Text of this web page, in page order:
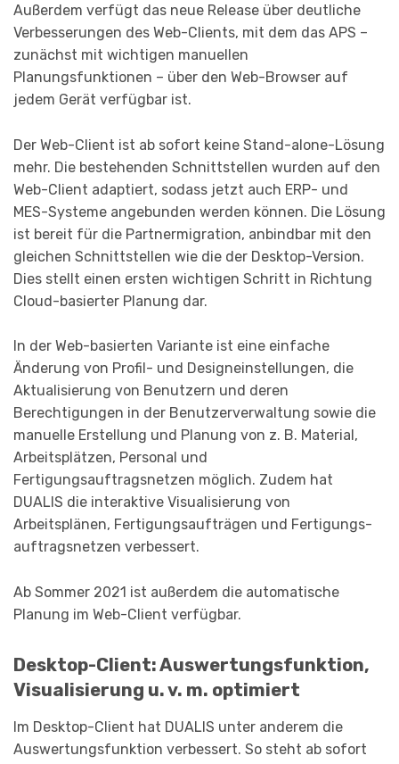
Außerdem verfügt das neue Release über deutliche
Ver­besserungen des Web-Clients, mit dem das APS –
zunächst mit wichtigen manuellen
Planungsfunktionen – über den Web-Browser auf
jedem Gerät verfügbar ist.
Der Web-Client ist ab sofort keine Stand-alone-Lösung
mehr. Die bestehenden Schnittstellen wurden auf den
Web-Client adaptiert, sodass jetzt auch ERP- und
MES-Systeme angebunden werden können. Die Lösung
ist bereit für die Partner­migra­tion, anbindbar mit den
gleichen Schnittstellen wie die der Desktop-Version.
Dies stellt einen ersten wichtigen Schritt in Richtung
Cloud-basierter Planung dar.
In der Web-basierten Variante ist eine einfache
Änderung von Profil- und Design­einstellungen, die
Aktualisierung von Benutzern und deren
Berechtigungen in der Benutzerverwaltung sowie die
manuelle Erstellung und Planung von z. B. Material,
Arbeitsplätzen, Personal und
Fertigungsauftragsnetzen möglich. Zudem hat
DUALIS die interaktive Visualisierung von
Arbeitsplänen, Fertigungsaufträgen und Fertigungs­
auftragsnetzen verbessert.
Ab Sommer 2021 ist außerdem die automatische
Planung im Web-Client verfügbar.
Desktop-Client: Auswertungsfunktion,
Visualisierung u. v. m. optimiert
Im Desktop-Client hat DUALIS unter anderem die
Auswertungsfunktion verbessert. So steht ab sofort